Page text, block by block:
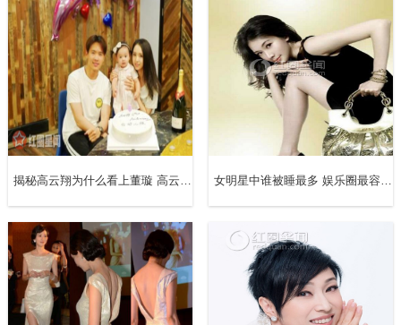
两个人兄弟情义很令人感动!
林宥嘉张杰
毕竟林宥嘉的音乐才华一直都是大家熟悉的，很多耳熟能详
揭秘高云翔为什么看上董璇 高云翔董璇6周年堪称娱乐圈模范夫妻 女明星中谁被睡最多 娱乐圈最容易睡的女星